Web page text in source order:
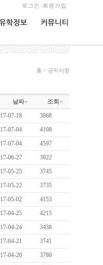
로그인 회원가입
홈 > 공지사항
날짜
조회
17-07-18
3868
17-07-04
4108
17-07-04
4597
17-06-27
3822
17-05-25
3745
17-05-22
3735
17-05-02
4153
17-04-25
4215
17-04-24
3438
17-04-21
3741
17-04-20
3780